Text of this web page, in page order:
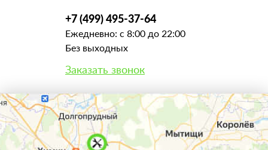
+7 (499) 495-37-64
Ежедневно: с 8:00 до 22:00
Без выходных
Заказать звонок